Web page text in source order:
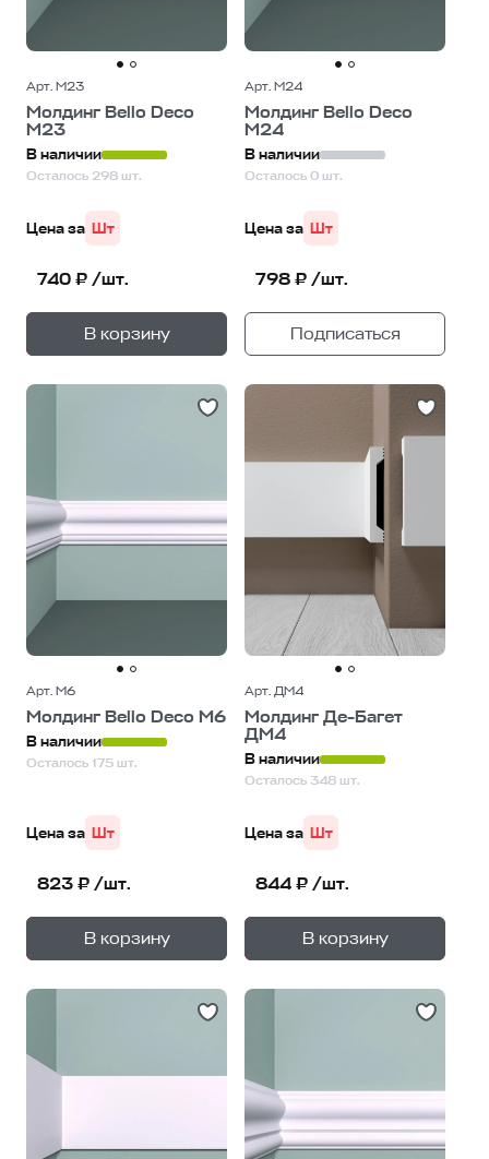
Арт. М23
Молдинг Bello Deco
М23
В наличии
Осталось 298 шт.
Цена за Шт
740 ₽ /шт.
В корзину
— 1уп.
Арт. М24
Молдинг Bello Deco
М24
В наличии
Осталось 0 шт.
Цена за Шт
798 ₽ /шт.
Подписаться
Арт. М6
Молдинг Bello Deco М6
В наличии
Осталось 175 шт.
Цена за Шт
823 ₽ /шт.
В корзину
— 1уп.
Арт. ДМ4
Молдинг Де-Багет
ДМ4
В наличии
Осталось 348 шт.
Цена за Шт
844 ₽ /шт.
В корзину
— 1уп.